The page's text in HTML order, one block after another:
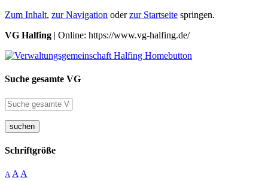
Zum Inhalt, zur Navigation oderzur Startseite springen.
VG Halfing | Online: https://www.vg-halfing.de/
Suche gesamte VG
suchen
Schriftgröße
A A A